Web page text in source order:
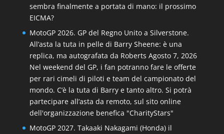
sembra finalmente a portata di mano: il prossimo
EICMA?
MotoGP 2026. GP del Regno Unito a Silverstone.
All’asta la tuta in pelle di Barry Sheene: è una
replica, ma autografata da Roberts Agosto 7, 2026
Nel weekend del GP, i fan potranno fare le offerte
per rari cimeli di piloti e team del campionato del
mondo. C’è la tuta di Barry e tanto altro. Si potrà
partecipare all’asta da remoto, sul sito online
dell'organizzazione benefica "CharityStars"
MotoGP 2027. Takaaki Nakagami (Honda) il